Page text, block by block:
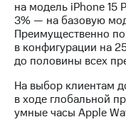
Собрания
акционеров
Личный
кабинет
акционера
капитал
Контроль
на модель iPhone 15
3% — на базовую
Преимущественно
в конфигурации на
до половины всех
На выбор клиентам
в ходе глобальной
умные часы Apple